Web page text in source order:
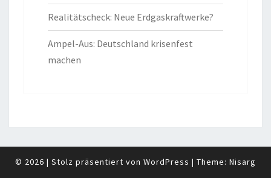
Realitätscheck: Neue Erdgaskraftwerke?
Ampel-Aus: Deutschland krisenfest
machen
© 2026 | Stolz präsentiert von WordPress | Theme: Nisarg